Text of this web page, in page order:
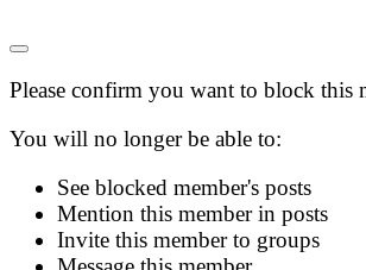
Please confirm you want to block this
You will no longer be able to:
See blocked member's posts
Mention this member in posts
Invite this member to groups